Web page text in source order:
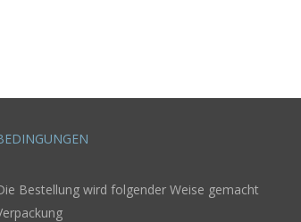
Bestellung wird folgender Weise gemacht